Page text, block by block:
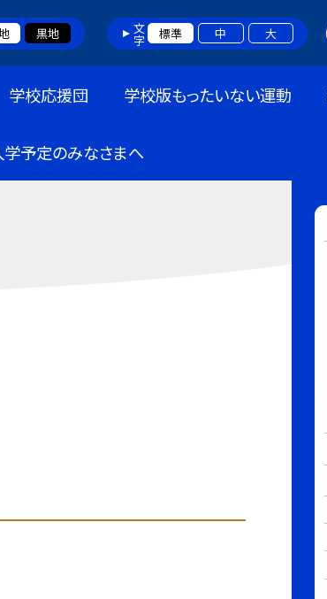
黒地 文字 標準 中 大
学校応援団 学校版もったいない運動
学予定のみなさまへ